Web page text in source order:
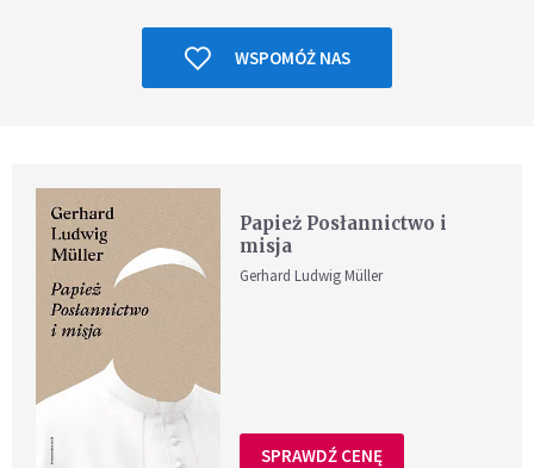
WSPOMÓŻ NAS
Papież Posłannictwo i
misja
Gerhard Ludwig Müller
SPRAWDŹ CENĘ